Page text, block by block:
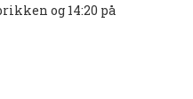
og 14:20 på